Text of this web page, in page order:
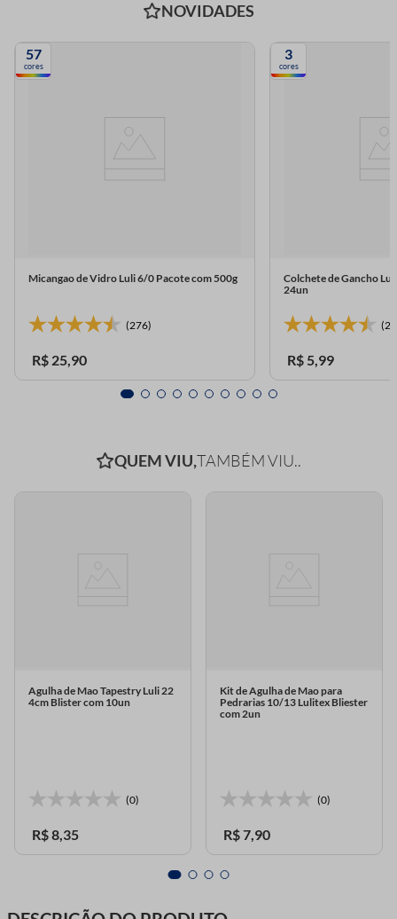
NOVIDADES
57
cores
Micangao de Vidro Luli 6/0 Pacote com 500g
(276)
R$ 25,90
3
cores
Colchete de Gancho
24un
R$ 5,99
QUEM VIU,TAMBÉM VIU..
Agulha de Mao Tapestry Luli 22
4cm Blister com 10un
(0)
R$8,35
Kit de Agulha de Mao para
Pedrarias 10/13 Lulitex Bliester
com 2un
(0)
R$7,90